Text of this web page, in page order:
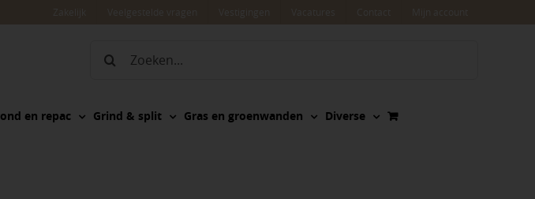
Zoeken
en repac Grind & split Gras en groenwanden Diverse